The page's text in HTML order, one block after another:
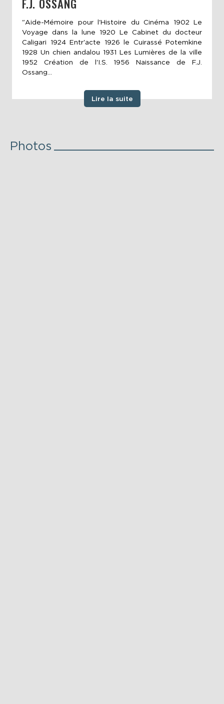
F.J. OSSANG
"Aide-Mémoire pour l'Histoire du Cinéma 1902 Le
Voyage dans la lune 1920 Le Cabinet du docteur
Caligari 1924 Entr'acte 1926 le Cuirassé Potemkine
1928 Un chien andalou 1931 Les Lumières de la ville
1952 Création de l'I.S. 1956 Naissance de F.J.
Ossang...
Lire la suite
Photos